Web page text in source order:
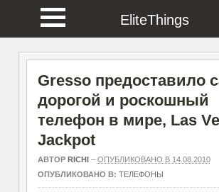
EliteThings
Gresso предоставило
дорогой и роскошный
телефон в мире, Las
Jackpot
АВТОР RICHI– ОПУБЛИКОВАНО В 14.08.2010
ОПУБЛИКОВАНО В: ТЕЛЕФОНЫ